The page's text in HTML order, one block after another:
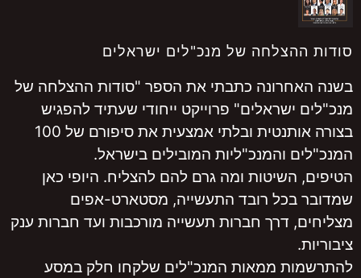
של מנכ"לים ישראלים
כתבתי את הספר "סודות ההצלחה של
ישראלים" פרוייקט ייחודי שעתיד להפגיש
בצורה אותנטית ובלתי אמצעית את סיפורם של 100
והמנכ"ליות המובילים בישראל.
השיטות ומה גרם להם להצליח. היופי כאן
בכל רובד התעשייה, מסטארט-אפים
דרך חברות תעשייה מורכבות ועד חברות ענק
ממאות המנכ"לים שלקחו חלק במסע